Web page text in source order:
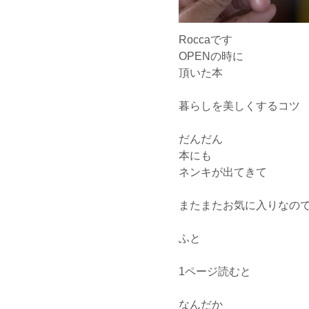
Roccaです
OPENの時に
頂いた本
暮らしを美しくするコツ
だんだん
本にも
ネンキが出てきて
またまたお気に入りなの
ふと
1ページ読むと
なんだか